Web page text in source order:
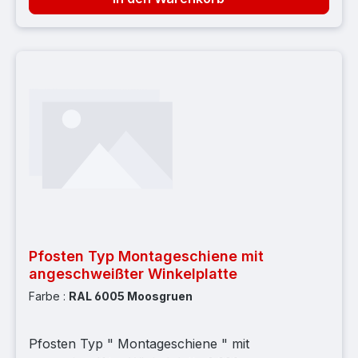
Böcke: 6 Stück
Pfosten Typ Montageschiene mit
angeschweißter Winkelplatte
Farbe : RAL 6005 Moosgruen
Pfosten Typ " Montageschiene " mit